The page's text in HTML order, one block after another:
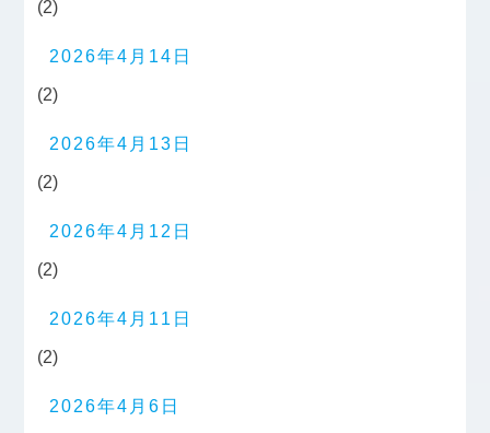
(2)
2026年4月14日
(2)
2026年4月13日
(2)
2026年4月12日
(2)
2026年4月11日
(2)
2026年4月6日